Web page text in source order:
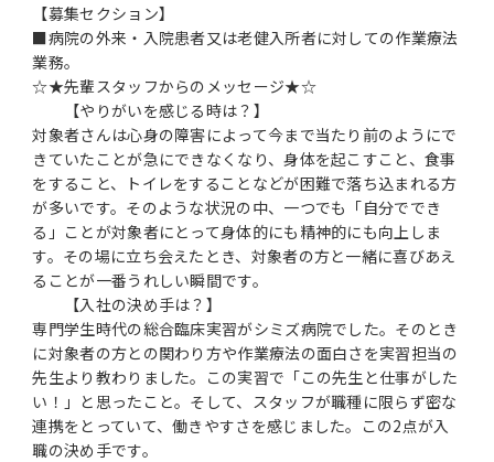
【募集セクション】
■病院の外来・入院患者又は老健入所者に対しての作業療法
業務。
☆★先輩スタッフからのメッセージ★☆
【やりがいを感じる時は？】
対象者さんは心身の障害によって今まで当たり前のようにで
きていたことが急にできなくなり、身体を起こすこと、食事
をすること、トイレをすることなどが困難で落ち込まれる方
が多いです。そのような状況の中、一つでも「自分ででき
る」ことが対象者にとって身体的にも精神的にも向上しま
す。その場に立ち会えたとき、対象者の方と一緒に喜びあえ
ることが一番うれしい瞬間です。
【入社の決め手は？】
専門学生時代の総合臨床実習がシミズ病院でした。そのとき
に対象者の方との関わり方や作業療法の面白さを実習担当の
先生より教わりました。この実習で「この先生と仕事がした
い！」と思ったこと。そして、スタッフが職種に限らず密な
連携をとっていて、働きやすさを感じました。この2点が入
職の決め手です。